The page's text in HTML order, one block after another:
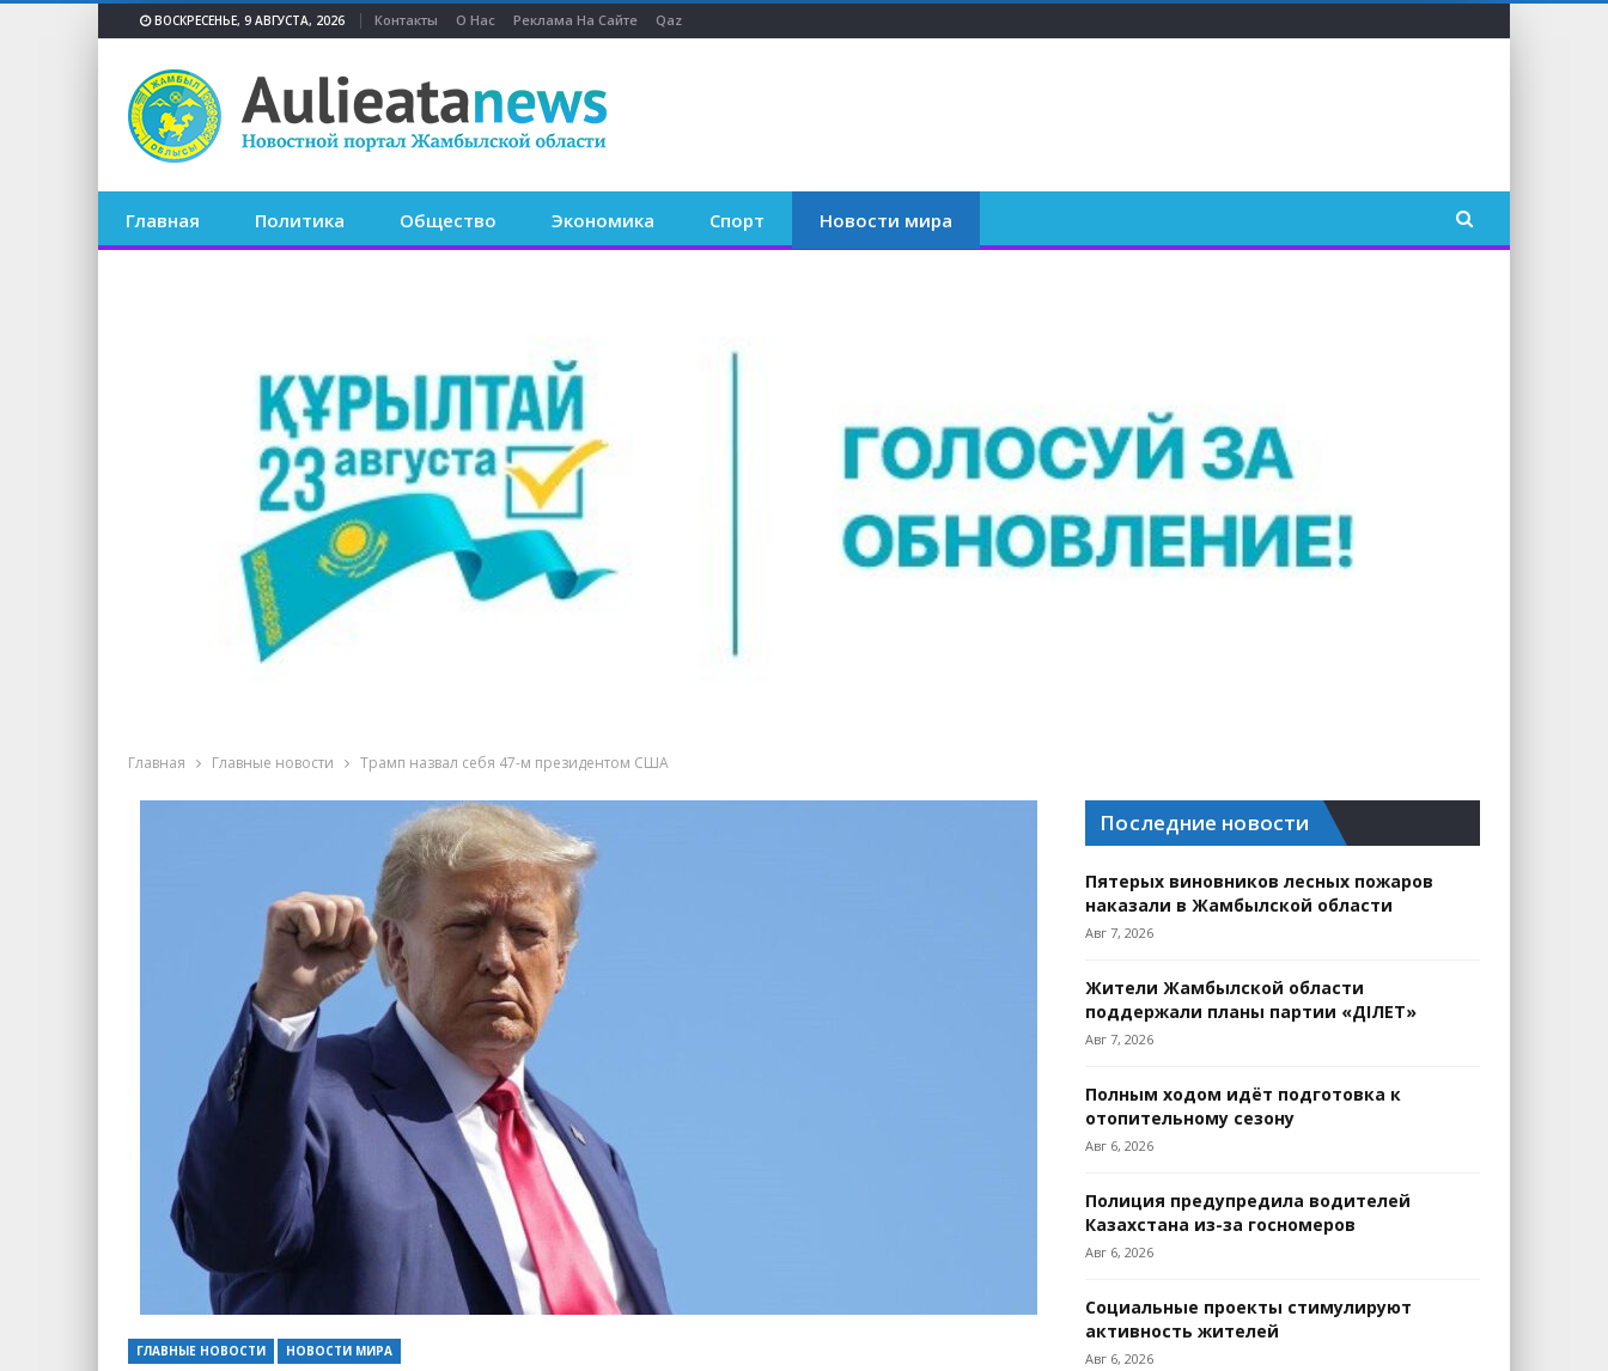
ВОСКРЕСЕНЬЕ, 9 АВГУСТА, 2026 Контакты О Нас Реклама На Сайте Qaz
Главная Политика Общество Экономика Спорт Новости мира
Главная Главные новости Трамп назвал себя 47-м президентом США
ГЛАВНЫЕ НОВОСТИ НОВОСТИ МИРА
Последние новости
Пятерых виновников лесных пожаров
наказали в Жамбылской области
Авг 7, 2026
Жители Жамбылской области
поддержали планы партии «ӘДІЛЕТ»
Авг 7, 2026
Полным ходом идёт подготовка к
отопительному сезону
Авг 6, 2026
Полиция предупредила водителей
Казахстана из-за госномеров
Авг 6, 2026
Социальные проекты стимулируют
активность жителей
Авг 6, 2026